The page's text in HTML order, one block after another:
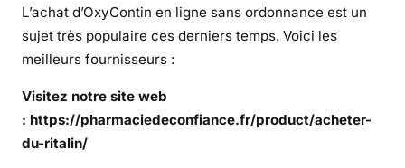
s
-
c
L’achat d’OxyContin en ligne sans ordonnance est un
sujet très populaire ces derniers temps. Voici les
meilleurs fournisseurs :
Visitez notre site web
: https://pharmaciedeconfiance.fr/product/acheter-
du-ritalin/